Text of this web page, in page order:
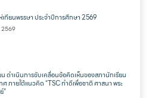
เทียนพรรษา ประจำปีการศึกษา 2569
2569
ดำเนินการขับเคลื่อนข้อคิดเห็นของสภานักเรียน
ศ ภายใต้แนวคิด “TSC ทำดีเพื่อชาติ ศาสนา พระ
”